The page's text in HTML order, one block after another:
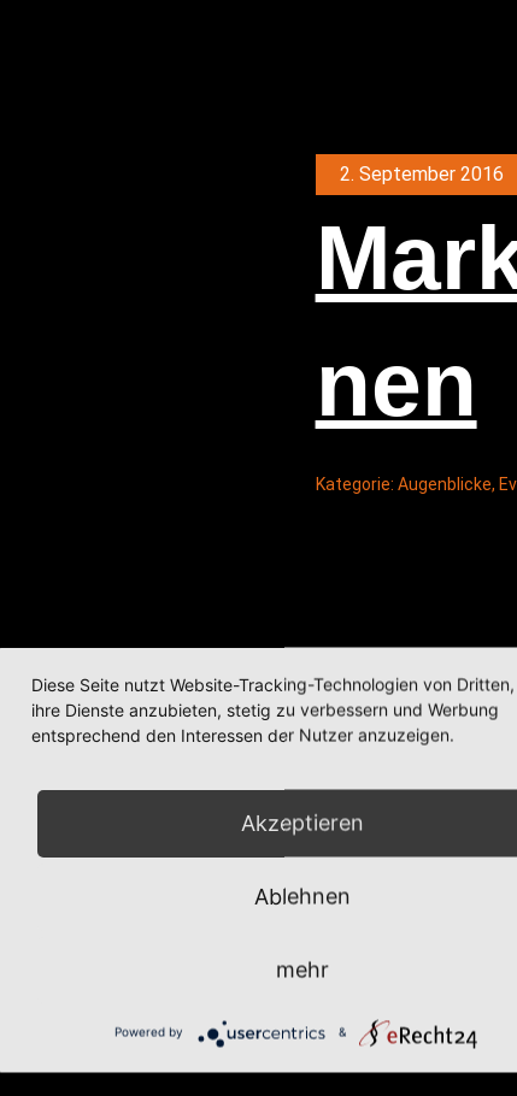
2. September 2016
nen
Kategorie: Augenblicke,
Diese Seite nutzt Website-Tracking-Technologien von Dritten,
ihre Dienste anzubieten, stetig zu verbessern und Werbung
entsprechend den Interessen der Nutzer anzuzeigen.
Akzeptieren
Ablehnen
mehr
Powered by &